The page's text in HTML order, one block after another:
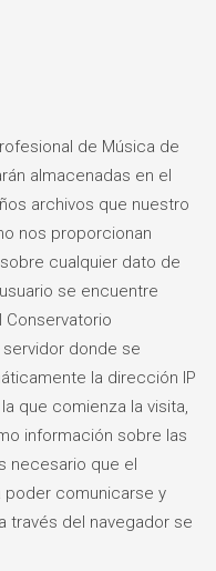
de Música de
almacenadas en el
archivos que nuestro
nos proporcionan
cualquier dato de
se encuentre
Conservatorio
donde se
la dirección IP
que comienza la visita,
información sobre las
necesario que el
comunicarse y
través del navegador se